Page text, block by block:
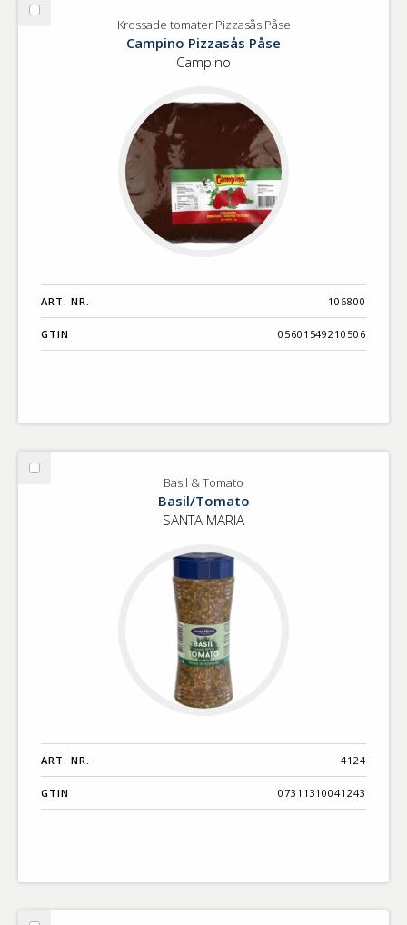
Välj
Krossade tomater Pizzasås Påse
Campino Pizzasås Påse
Campino
ART. NR. 106800
GTIN 05601549210506
Välj
Basil & Tomato
Basil/Tomato
SANTA MARIA
ART. NR. 4124
GTIN 07311310041243